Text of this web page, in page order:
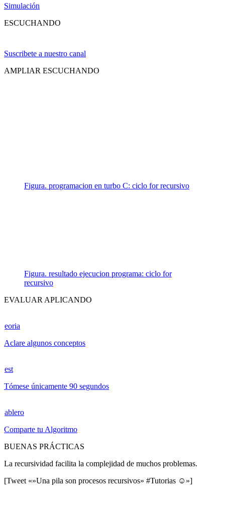
Simulación
ESCUCHANDO
Suscribete a nuestro canal
AMPLIAR ESCUCHANDO
Figura. programacion en turbo C: ciclo for recursivo
Figura. resultado ejecucion programa: ciclo for
recursivo
EVALUAR APLICANDO
eoria
Aclare algunos conceptos
est
Tómese únicamente 90 segundos
ablero
Comparte tu Algoritmo
BUENAS PRÁCTICAS
La recursividad facilita la complejidad de muchos problemas.
[Tweet «»Una pila son procesos recursivos» #Tutorias ☺»]